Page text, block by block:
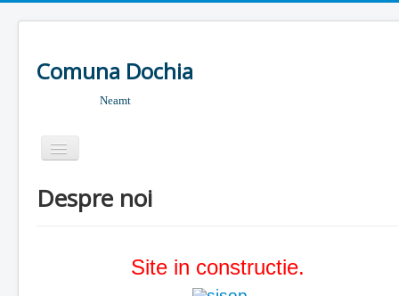
Comuna Dochia
Neamt
Despre noi
Consiliul local
Despre noi
Site in constructie.